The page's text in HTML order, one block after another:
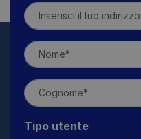
Tipo utente